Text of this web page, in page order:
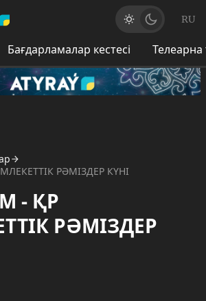
RU
Бағдарламалар кестесі
РӘМІЗДЕР КҮНІ
- ҚР
РӘМІЗДЕР